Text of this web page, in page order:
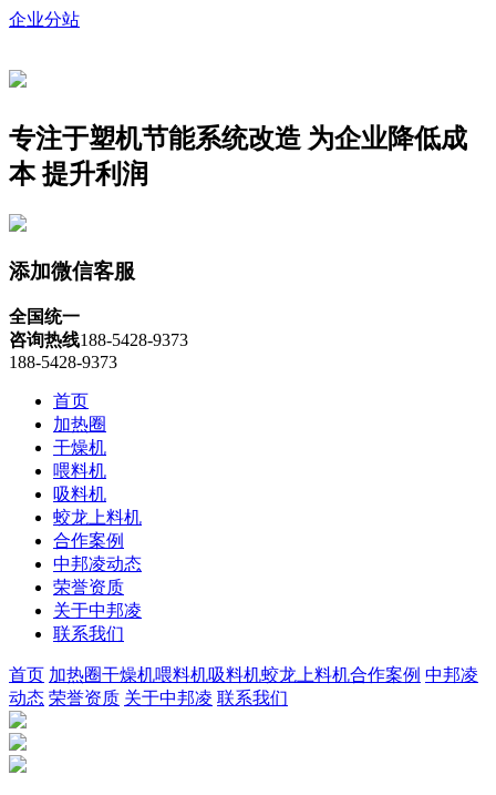
企业分站
专注于塑机节能系统改造 为企业降低成
本 提升利润
添加微信客服
全国统一
咨询热线188-5428-9373
188-5428-9373
首页
加热圈
干燥机
喂料机
吸料机
蛟龙上料机
合作案例
中邦凌动态
荣誉资质
关于中邦凌
联系我们
首页 加热圈干燥机喂料机吸料机蛟龙上料机合作案例 中邦凌
动态 荣誉资质 关于中邦凌 联系我们